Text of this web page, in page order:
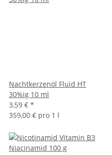
Nachtkerzenöl Fluid HT
30%ig 10 ml
3,59 € *
359,00 € pro 1 l